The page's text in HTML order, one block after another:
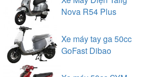
Nova R54 Plus
Xe máy tay ga 50cc
GoFast Dibao